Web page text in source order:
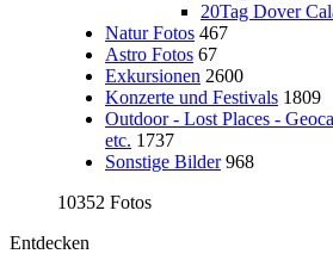
20Tag Dover
Natur Fotos 467
Astro Fotos 67
Exkursionen 2600
Konzerte und Festivals 1809
Outdoor - Lost Places -
etc. 1737
Sonstige Bilder 968
10352 Fotos
Entdecken